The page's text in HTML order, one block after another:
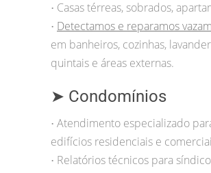
• Casas térreas, sobrados,
• Detectamos e reparamos
em banheiros, cozinhas,
quintais e áreas externas.
➤ Condomínios
• Atendimento especializado
edifícios residenciais e
• Relatórios técnicos para